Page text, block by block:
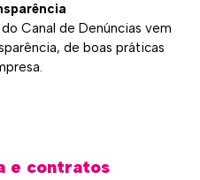
Canal de Denúncias vem
de boas práticas
e contratos